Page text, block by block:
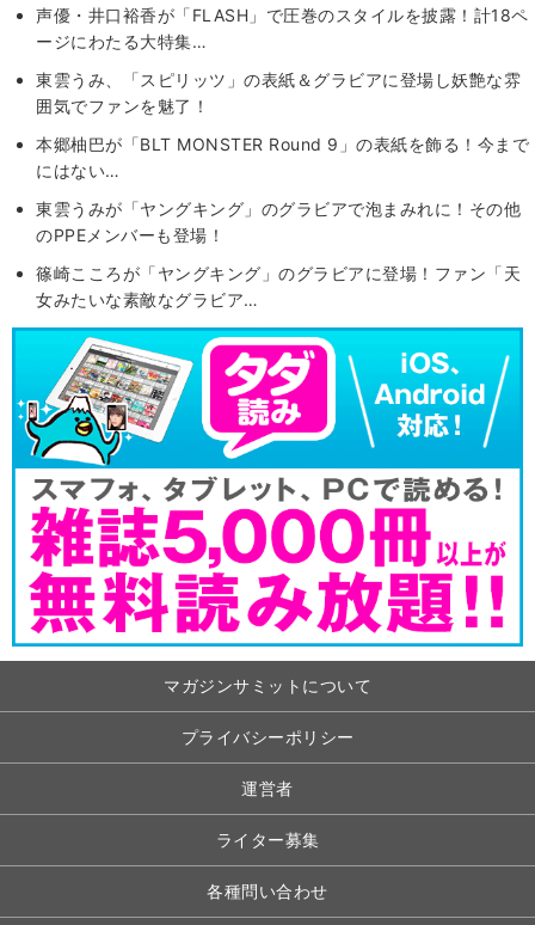
声優・井口裕香が「FLASH」で圧巻のスタイルを披露！計18ペ
ージにわたる大特集…
東雲うみ、「スピリッツ」の表紙＆グラビアに登場し妖艶な雰
囲気でファンを魅了！
本郷柚巴が「BLT MONSTER Round 9」の表紙を飾る！今まで
にはない…
東雲うみが「ヤングキング」のグラビアで泡まみれに！その他
のPPEメンバーも登場！
篠崎こころが「ヤングキング」のグラビアに登場！ファン「天
女みたいな素敵なグラビア…
マガジンサミットについて
プライバシーポリシー
運営者
ライター募集
各種問い合わせ